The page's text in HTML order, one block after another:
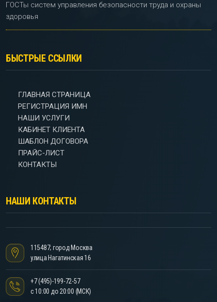
ГОСТы систем управления безопасности труда и охраны
здоровья
БЫСТРЫЕ ССЫЛКИ
ГЛАВНАЯ СТРАНИЦА
РЕГИСТРАЦИЯ ИМН
НАШИ УСЛУГИ
КАБИНЕТ КЛИЕНТА
ШАБЛОН ДОГОВОРА
ПРАЙС-ЛИСТ
КОНТАКТЫ
НАШИ КОНТАКТЫ
115487; город Москва
улица Нагатинская 16
+7 (495)-199-72-57
с 10:00 до 20:00 (МСК)